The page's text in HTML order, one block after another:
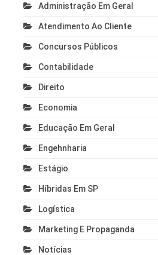
Administração Em Geral
Atendimento Ao Cliente
Concursos Públicos
Contabilidade
Direito
Economia
Educação Em Geral
Engehnharia
Estágio
Híbridas Em SP
Logística
Marketing E Propaganda
Notícias